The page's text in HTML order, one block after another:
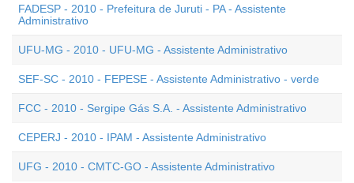
FADESP - 2010 - Prefeitura de Juruti - PA - Assistente
Administrativo
UFU-MG - 2010 - UFU-MG - Assistente Administrativo
SEF-SC - 2010 - FEPESE - Assistente Administrativo - verde
FCC - 2010 - Sergipe Gás S.A. - Assistente Administrativo
CEPERJ - 2010 - IPAM - Assistente Administrativo
UFG - 2010 - CMTC-GO - Assistente Administrativo